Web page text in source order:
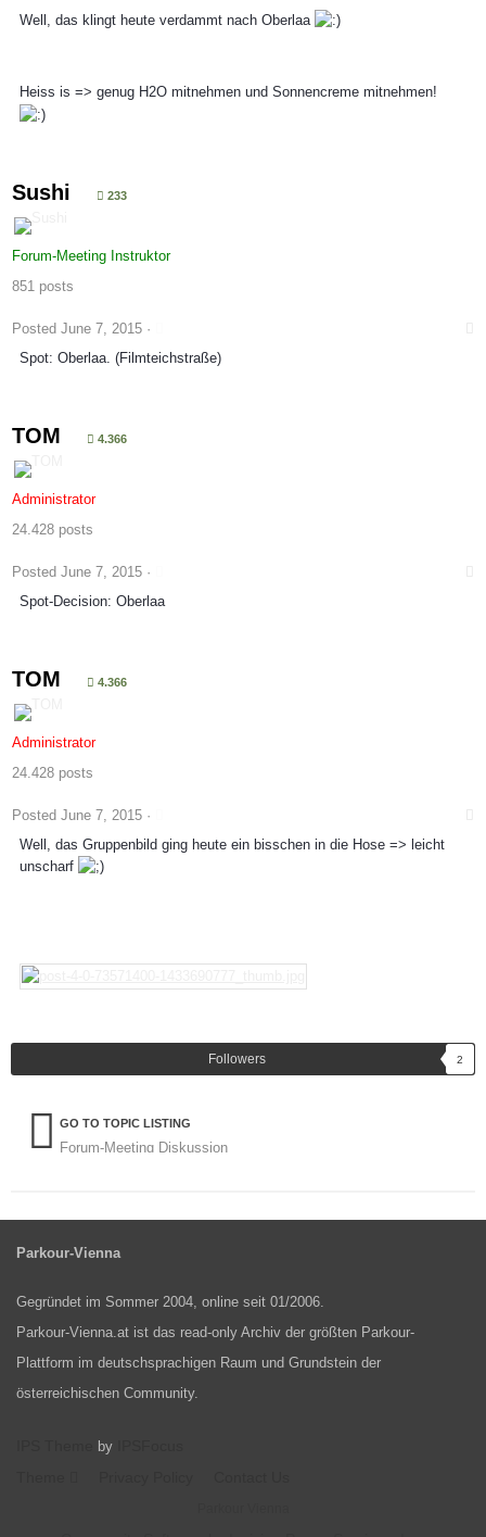
Well, das klingt heute verdammt nach Oberlaa
Heiss is => genug H2O mitnehmen und Sonnencreme mitnehmen!
Sushi 233
Forum-Meeting Instruktor
851 posts
Posted June 7, 2015 ·
Spot: Oberlaa. (Filmteichstraße)
TOM 4.366
Administrator
24.428 posts
Posted June 7, 2015 ·
Spot-Decision: Oberlaa
TOM 4.366
Administrator
24.428 posts
Posted June 7, 2015 ·
Well, das Gruppenbild ging heute ein bisschen in die Hose => leicht
unscharf
Followers 2
GO TO TOPIC LISTING
Forum-Meeting Diskussion
Parkour-Vienna
Gegründet im Sommer 2004, online seit 01/2006.
Parkour-Vienna.at ist das read-only Archiv der größten Parkour-
Plattform im deutschsprachigen Raum und Grundstein der
österreichischen Community.
by